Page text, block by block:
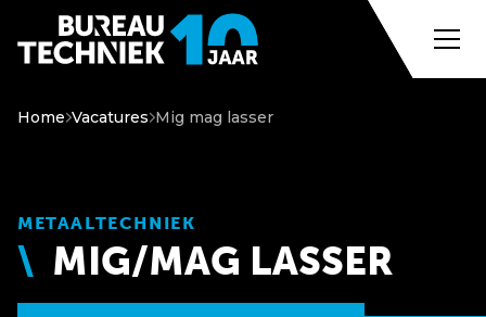
Home Vacatures Mig mag lasser
METAALTECHNIEK
MIG/MAG LASSER